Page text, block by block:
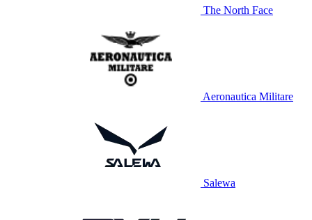
The North Face
Aeronautica Militare
Salewa